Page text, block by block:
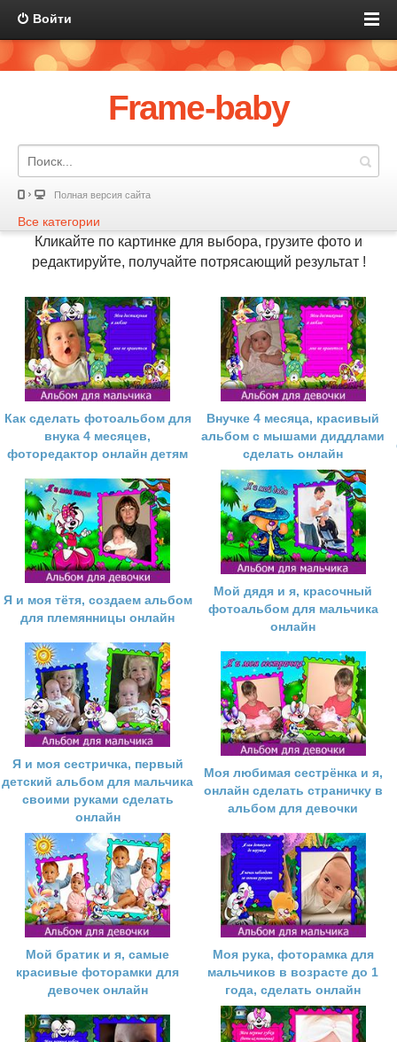
Войти
Frame-baby
Полная версия сайта
Все категории
Кликайте по картинке для выбора, грузите фото и
редактируйте, получайте потрясающий результат !
Как сделать фотоальбом для
внука 4 месяцев,
фоторедактор онлайн детям
Внучке 4 месяца, красивый
альбом с мышами диддлами
сделать онлайн
Я и моя тётя, создаем альбом
для племянницы онлайн
Мой дядя и я, красочный
фотоальбом для мальчика
онлайн
Я и моя сестричка, первый
детский альбом для мальчика
своими руками сделать
онлайн
Моя любимая сестрёнка и я,
онлайн сделать страничку в
альбом для девочки
Мой братик и я, самые
красивые фоторамки для
девочек онлайн
Моя рука, фоторамка для
мальчиков в возрасте до 1
года, сделать онлайн